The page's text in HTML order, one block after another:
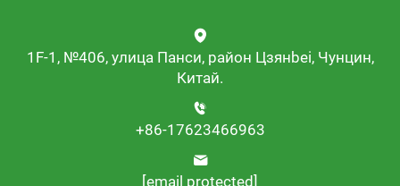
1F-1, №406, улица Панси, район Цзянbei, Чунцин,
Китай.
+86-17623466963
[email protected]